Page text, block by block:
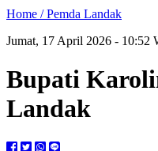
Home /Pemda Landak
Jumat, 17 April 2026 - 10:52
Bupati
Landak